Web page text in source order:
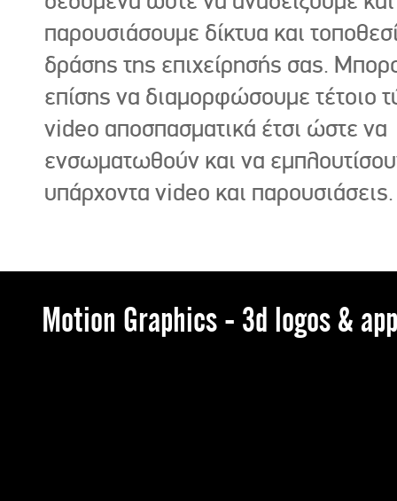
παρουσιάσουμε δίκτυα και
δράσης της επιχείρησής σας.
επίσης να διαμορφώσουμε τέτοιο
video αποσπασματικά έτσι ώστε να
ενσωματωθούν και να
υπάρχοντα video και παρουσιάσεις.
Motion Graphics - 3d logos &